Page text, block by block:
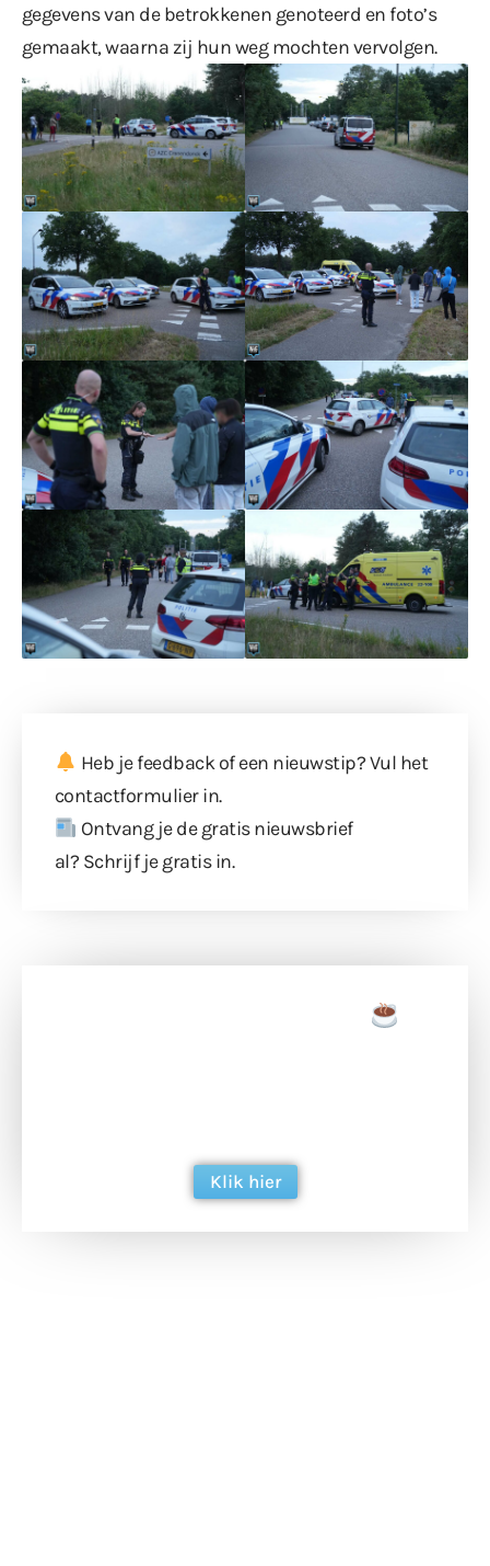
gegevens van de betrokkenen genoteerd en foto’s
gemaakt, waarna zij hun weg mochten vervolgen.
Heb je feedback of een nieuwstip? Vul het
contactformulierin.
Ontvang je de gratis nieuwsbrief
al? Schrijf je gratis in.
Klik hier